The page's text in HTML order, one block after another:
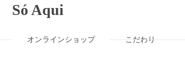
Só Aqui
オンラインショップ こだわり